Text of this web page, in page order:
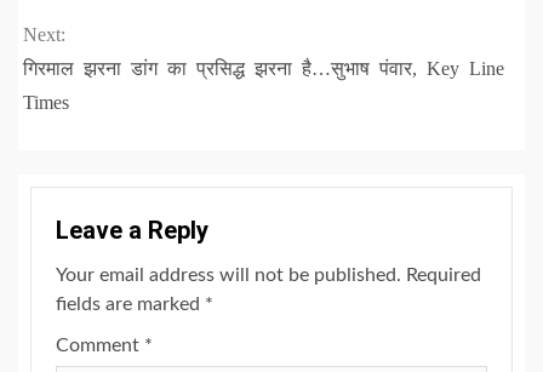
Next:
गिरमाल झरना डांग का प्रसिद्ध झरना है…सुभाष पंवार, Key Line
Times
Leave a Reply
Your email address will not be published. Required
fields are marked *
Comment *